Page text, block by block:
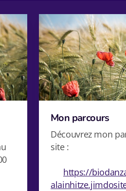
Mon parcours
Découvrez mon
site :
https://